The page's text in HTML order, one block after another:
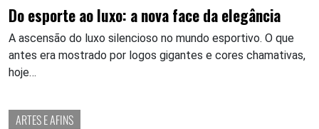
Do esporte ao luxo: a nova face da elegância
A ascensão do luxo silencioso no mundo esportivo. O que
antes era mostrado por logos gigantes e cores chamativas,
hoje…
ARTES E AFINS